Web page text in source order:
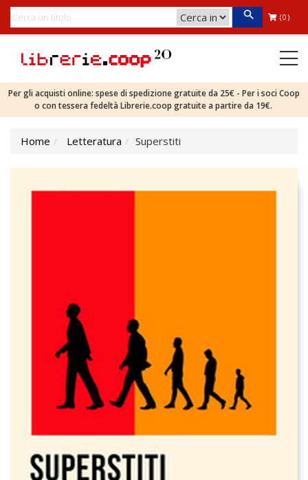
(0)
Per gli acquisti online: spese di spedizione gratuite da 25€ - Per i soci Coop
o con tessera fedeltà Librerie.coop gratuite a partire da 19€.
Home Letteratura Superstiti